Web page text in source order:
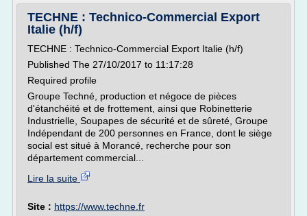
TECHNE : Technico-Commercial Export
Italie (h/f)
TECHNE : Technico-Commercial Export Italie (h/f)
Published The 27/10/2017 to 11:17:28
Required profile
Groupe Techné, production et négoce de pièces
d'étanchéité et de frottement, ainsi que Robinetterie
Industrielle, Soupapes de sécurité et de sûreté, Groupe
Indépendant de 200 personnes en France, dont le siège
social est situé à Morancé, recherche pour son
département commercial...
Lire la suite
Site : https://www.techne.fr